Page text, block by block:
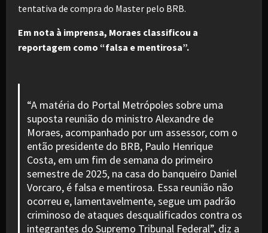
tentativa de compra do Master pelo BRB.
Em nota à imprensa, Moraes classificou a
reportagem como “falsa e mentirosa”.
“A matéria do Portal Metrópoles sobre uma
suposta reunião do ministro Alexandre de
Moraes, acompanhado por um assessor, com o
então presidente do BRB, Paulo Henrique
Costa, em um fim de semana do primeiro
semestre de 2025, na casa do banqueiro Daniel
Vorcaro, é falsa e mentirosa. Essa reunião não
ocorreu e, lamentavelmente, segue um padrão
criminoso de ataques desqualificados contra os
integrantes do Supremo Tribunal Federal”, diz a